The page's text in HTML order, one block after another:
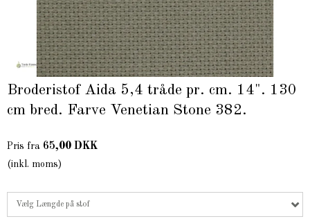
Broderistof Aida 5,4 tråde pr. cm. 14". 130
cm bred. Farve Venetian Stone 382.
Pris fra 65,00 DKK
(inkl. moms)
Vælg Længde på stof